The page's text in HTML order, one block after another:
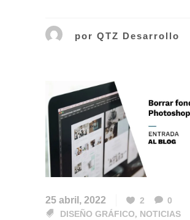
por QTZ Desarrollo
25 abril, 2022 2
0
DISEÑO GRÁFICO, NOTICIAS